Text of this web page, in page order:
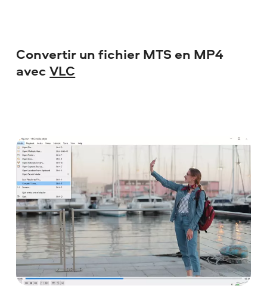
Convertir un fichier MTS en MP4
avecVLC